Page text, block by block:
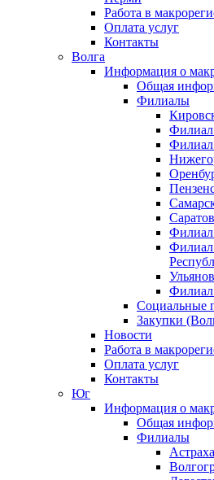
Работа в
Оплата услуг
Контакты
Волга
Информация о
Общая
Филиалы
Филиал
Филиал
Филиал
Филиал
Социальные
Закупки
Новости
Работа в
Оплата услуг
Контакты
Юг
Информация о
Общая
Филиалы